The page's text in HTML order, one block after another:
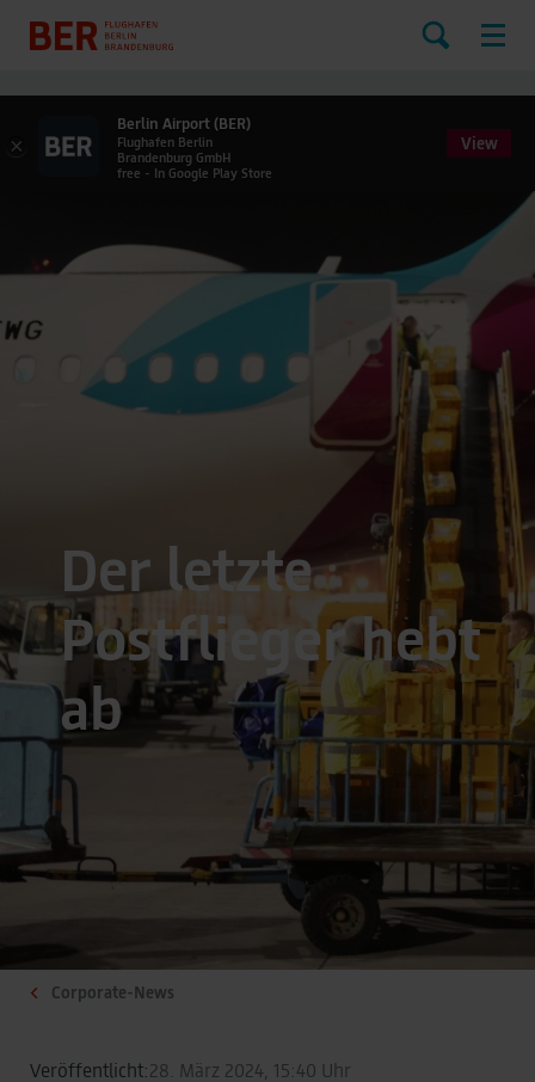
Der letzte
Postflieger hebt
ab
Corporate-News
Veröffentlicht:28. März 2024, 15:40 Uhr
×
Berlin Airport (BER)
Flughafen Berlin
Brandenburg GmbH
free - In Google Play Store
View